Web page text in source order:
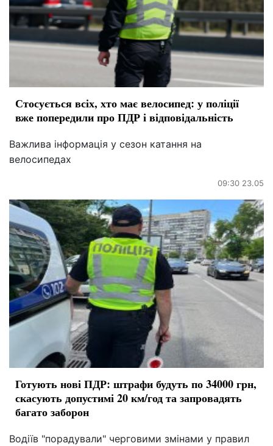
Стосується всіх, хто має велосипед: у поліції
вже попередили про ПДР і відповідальність
Важлива інформація у сезон катання на
велосипедах
09:30 23.05
Готують нові ПДР: штрафи будуть по 34000 грн,
скасують допустимі 20 км/год та запровадять
багато заборон
Водіїв "порадували" черговими змінами у правил